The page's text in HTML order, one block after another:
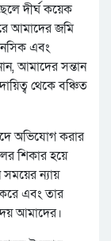
দীর্ঘ কয়েক
আমাদের জমি
এবং
আমাদের সন্তান
থেকে বঞ্চিত
অভিযোগ করার
শিকার হয়ে
ন্যায়
এবং তার
আমাদের।